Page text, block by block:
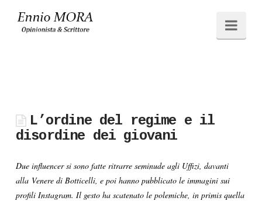
Ennio
L’ordine del regime e il
disordine dei giovani
Due influencer si sono fatte ritrarre seminude agli Uffizi, davanti
alla Venere di Botticelli, e poi hanno pubblicato le immagini sui
profili Instagram. Il gesto ha scatenato le polemiche, in primis quella